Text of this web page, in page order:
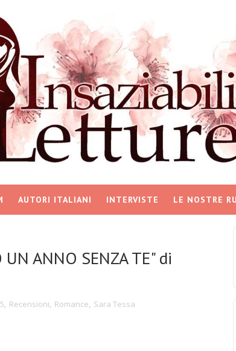
AUTORI ITALIANI INTERVISTE LE NOSTRE
ANNO SENZA TE" di
, Recensioni, Romance, Sara Tessa